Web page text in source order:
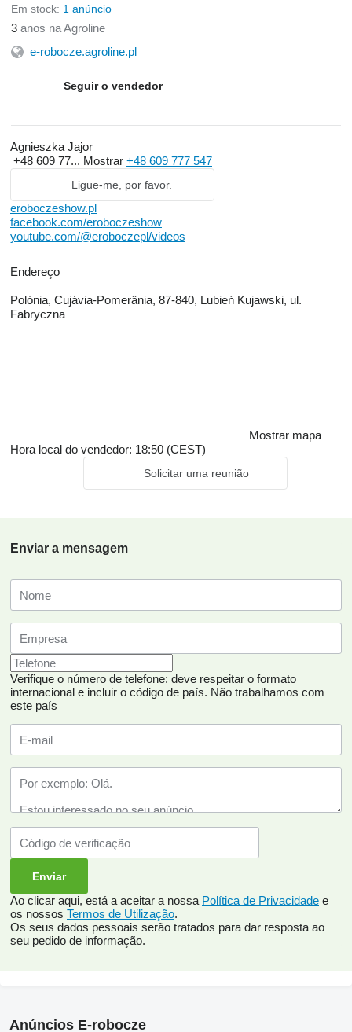
Em stock: 1 anúncio
3 anos na Agroline
e-robocze.agroline.pl
Seguir o vendedor
Agnieszka Jajor
+48 609 77... Mostrar +48 609 777 547
Ligue-me, por favor.
eroboczeshow.pl
facebook.com/eroboczeshow
youtube.com/@eroboczepl/videos
Endereço
Polónia, Cujávia-Pomerânia, 87-840, Lubień Kujawski, ul.
Fabryczna
Mostrar mapa
Hora local do vendedor: 18:50 (CEST)
Solicitar uma reunião
Enviar a mensagem
Verifique o número de telefone: deve respeitar o formato
internacional e incluir o código de país. Não trabalhamos com
este país
Ao clicar aqui, está a aceitar a nossa Política de Privacidade e
os nossos Termos de Utilização.
Os seus dados pessoais serão tratados para dar resposta ao
seu pedido de informação.
Anúncios E-robocze